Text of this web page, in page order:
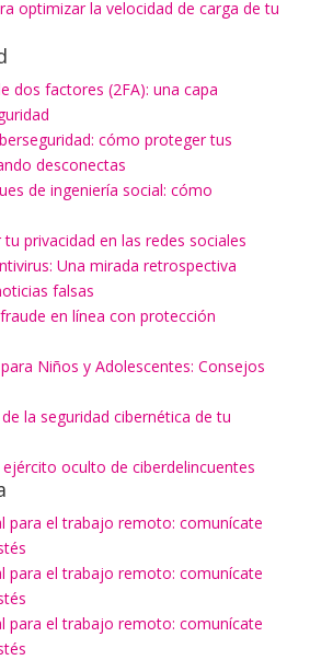
optimizar la velocidad de carga de tu
dos factores (2FA): una capa
cómo proteger tus
desconectas
de ingeniería social: cómo
privacidad en las redes sociales
Una mirada retrospectiva
falsas
en línea con protección
Niños y Adolescentes: Consejos
la seguridad cibernética de tu
oculto de ciberdelincuentes
para el trabajo remoto: comunícate
para el trabajo remoto: comunícate
para el trabajo remoto: comunícate